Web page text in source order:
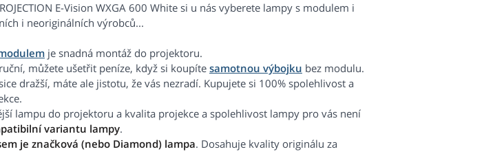
E-Vision WXGA 600 White si u nás vyberete lampy s modulem i
i neoriginálních výrobců...
je snadná montáž do projektoru.
můžete ušetřit peníze, když si koupíte samotnou výbojku bez modulu.
dražší, máte ale jistotu, že vás nezradí. Kupujete si 100% spolehlivost a
lampu do projektoru a kvalita projekce a spolehlivost lampy pro vás není
variantu lampy.
je značková (nebo Diamond) lampa. Dosahuje kvality originálu za